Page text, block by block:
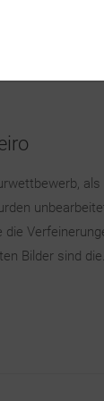
die
Bilder sind